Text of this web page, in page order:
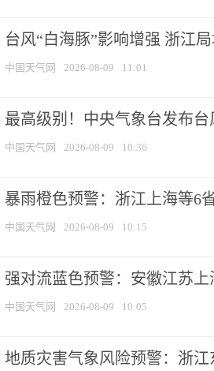
台风“白海豚”影响增强 浙江
中国天气网 2026-08-09 11:01
最高级别！中央气象台发布台
中国天气网 2026-08-09 10:36
暴雨橙色预警：浙江上海等6
中国天气网 2026-08-09 10:15
强对流蓝色预警：安徽江苏
中国天气网 2026-08-09 10:05
地质灾害气象风险预警：浙